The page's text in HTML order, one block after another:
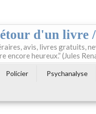
d'un livre
avis, livres gratuits,
encore heureux.” (Jules
Policier Psychanalyse